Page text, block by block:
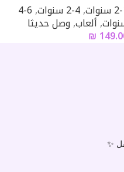
,4-2 سنوات ,
6-4
,ألعاب,وصل حديثا
₪
✨